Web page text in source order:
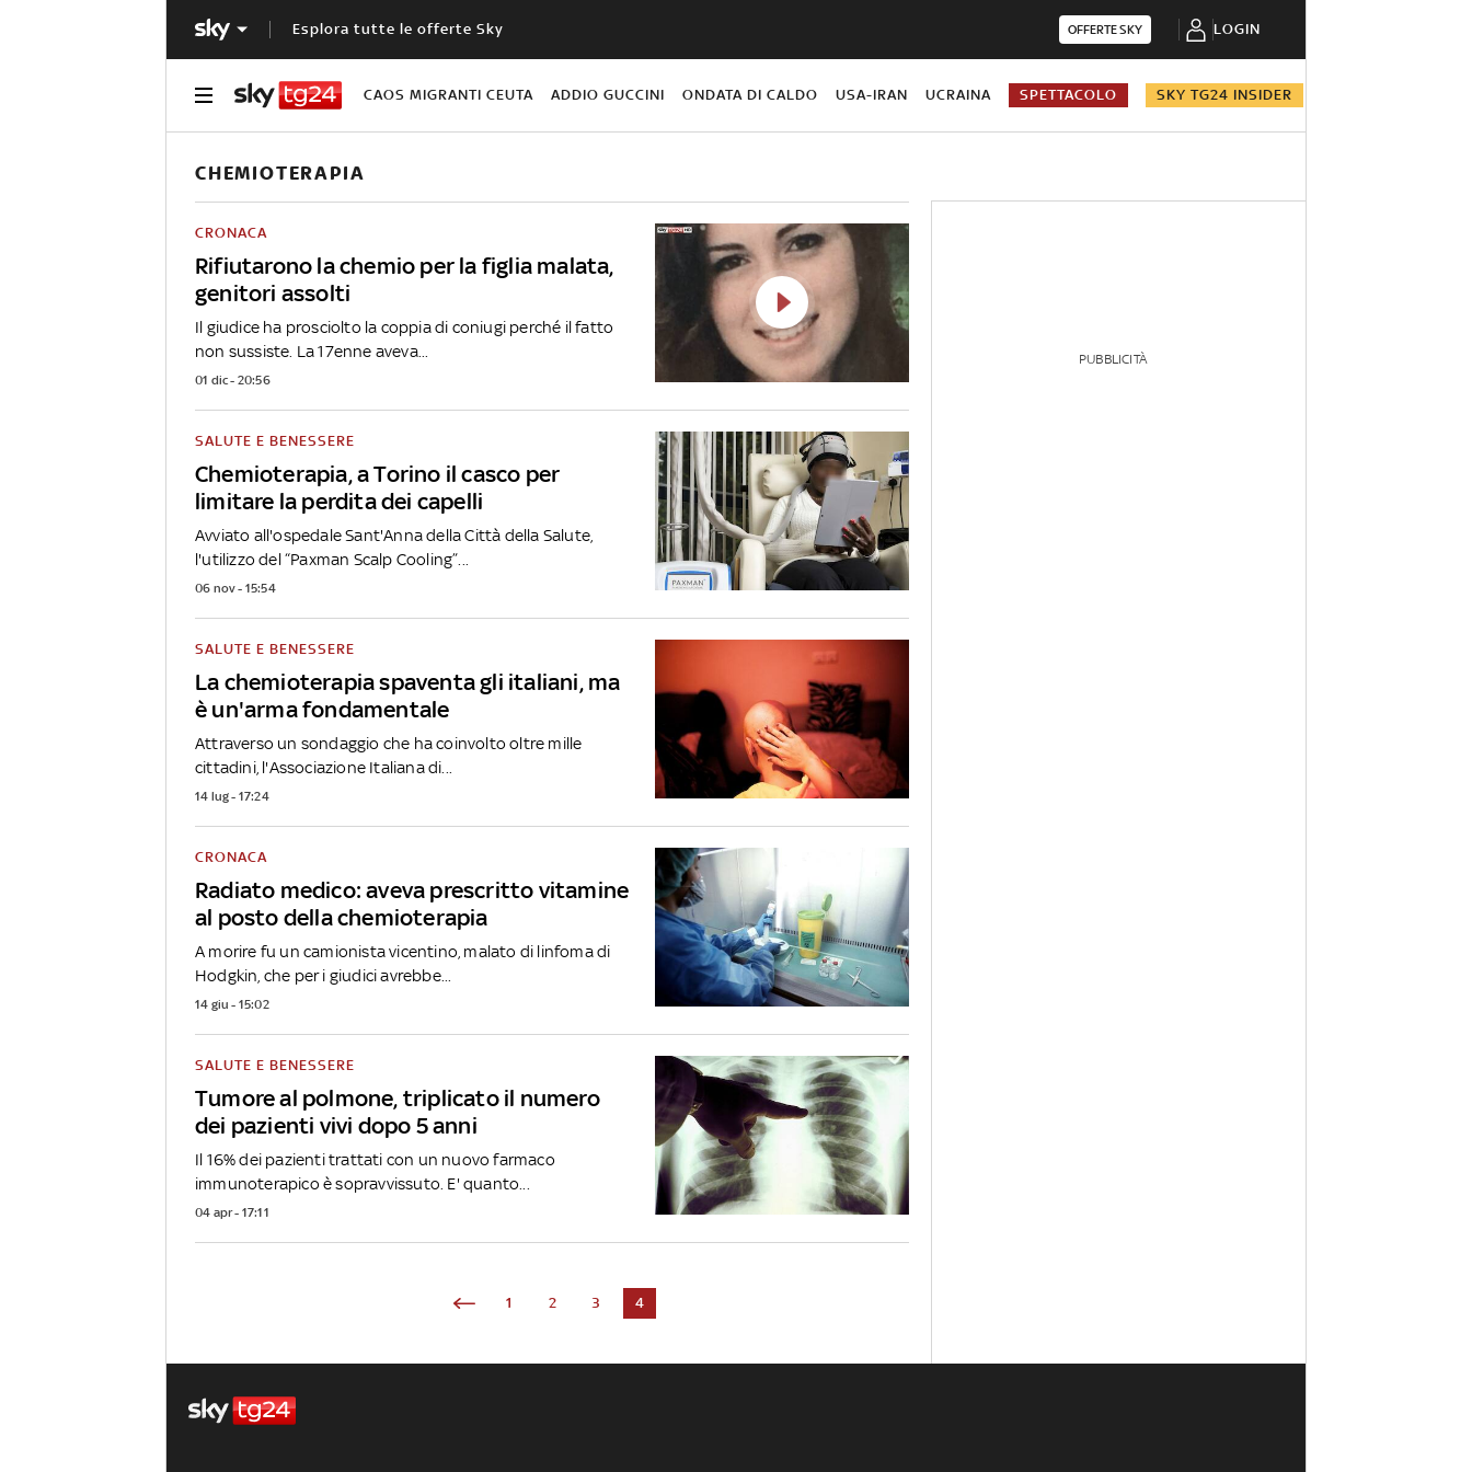
Esplora tutte le offerte Sky OFFERTE SKY LOGIN
CAOS MIGRANTI CEUTA ADDIO GUCCINI ONDATA DI CALDO USA-IRAN UCRAINA SPETTACOLO SKY TG24 INSIDER
CHEMIOTERAPIA
Rifiutarono la chemio per la figlia malata,
genitori assolti
CRONACA
Il giudice ha prosciolto la coppia di coniugi perché il fatto
non sussiste. La 17enne aveva...
01 dic - 20:56
Chemioterapia, a Torino il casco per
limitare la perdita dei capelli
SALUTE E BENESSERE
Avviato all'ospedale Sant'Anna della Città della Salute,
l'utilizzo del “Paxman Scalp Cooling”...
06 nov - 15:54
La chemioterapia spaventa gli italiani, ma
è un'arma fondamentale
SALUTE E BENESSERE
Attraverso un sondaggio che ha coinvolto oltre mille
cittadini, l'Associazione Italiana di...
14 lug - 17:24
Radiato medico: aveva prescritto vitamine
al posto della chemioterapia
CRONACA
A morire fu un camionista vicentino, malato di linfoma di
Hodgkin, che per i giudici avrebbe...
14 giu - 15:02
Tumore al polmone, triplicato il numero
dei pazienti vivi dopo 5 anni
SALUTE E BENESSERE
Il 16% dei pazienti trattati con un nuovo farmaco
immunoterapico è sopravvissuto. E' quanto...
04 apr - 17:11
1 2 3 4
PUBBLICITÀ